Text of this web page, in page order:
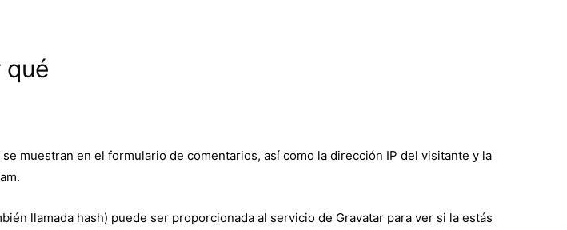
qué
muestran en el formulario de comentarios, así como la dirección IP del visitante y la
llamada hash) puede ser proporcionada al servicio de Gravatar para ver si la estás